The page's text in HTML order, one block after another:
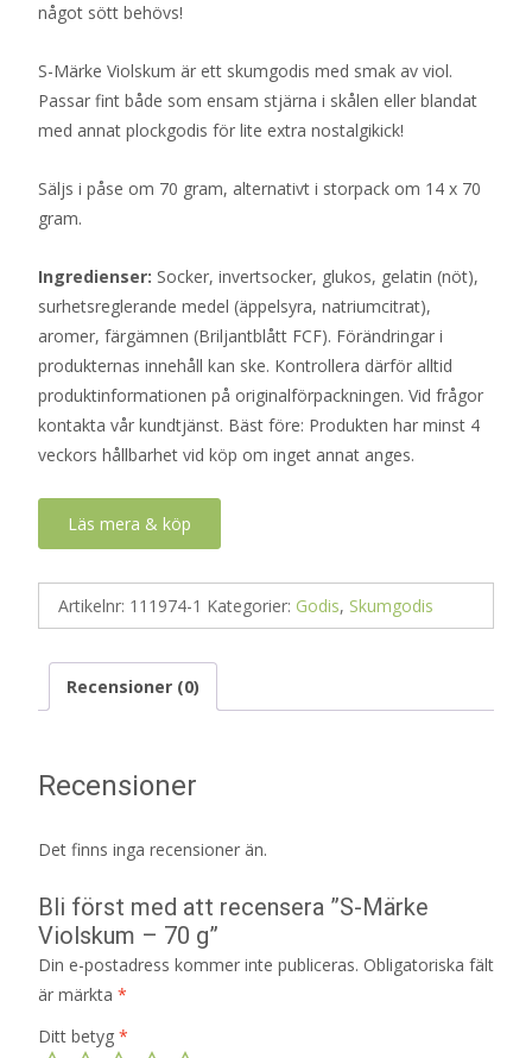
något sött behövs!
S-Märke Violskum är ett skumgodis med smak av viol.
Passar fint både som ensam stjärna i skålen eller blandat
med annat plockgodis för lite extra nostalgikick!
Säljs i påse om 70 gram, alternativt i storpack om 14 x 70
gram.
Ingredienser: Socker, invertsocker, glukos, gelatin (nöt),
surhetsreglerande medel (äppelsyra, natriumcitrat),
aromer, färgämnen (Briljantblått FCF). Förändringar i
produkternas innehåll kan ske. Kontrollera därför alltid
produktinformationen på originalförpackningen. Vid frågor
kontakta vår kundtjänst. Bäst före: Produkten har minst 4
veckors hållbarhet vid köp om inget annat anges.
Läs mera & köp
Artikelnr: 111974-1 Kategorier: Godis, Skumgodis
Recensioner (0)
Recensioner
Det finns inga recensioner än.
Bli först med att recensera ”S-Märke
Violskum – 70 g”
Din e-postadress kommer inte publiceras. Obligatoriska fält
är märkta *
Ditt betyg *